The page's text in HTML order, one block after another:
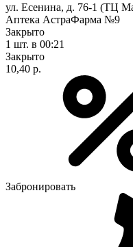
ул. Есенина, д. 76-1 (ТЦ
Аптека АстраФарма №9
Закрыто
1 шт. в 00:21
Закрыто
10,40 р.
Забронировать